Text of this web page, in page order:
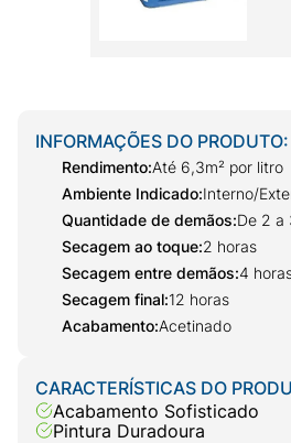
INFORMAÇÕES DO PRODUTO:
Rendimento:Até 6,3m² por litro
Ambiente Indicado:Interno/
Quantidade de demãos:De 2 a
Secagem ao toque:2 horas
Secagem entre demãos:4
Secagem final:12 horas
Acabamento:Acetinado
CARACTERÍSTICAS DO
Acabamento Sofisticado
Pintura Duradoura